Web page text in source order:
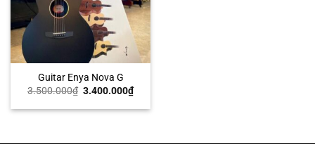
Guitar Enya Nova G
3.500.000₫ Giá
là:
3.400.000₫Giá
hiện
tại